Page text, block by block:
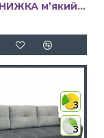
Диван КНИЖКА мʼякий бік аляска 28/аляска 23 Київський Стандарт
3
3